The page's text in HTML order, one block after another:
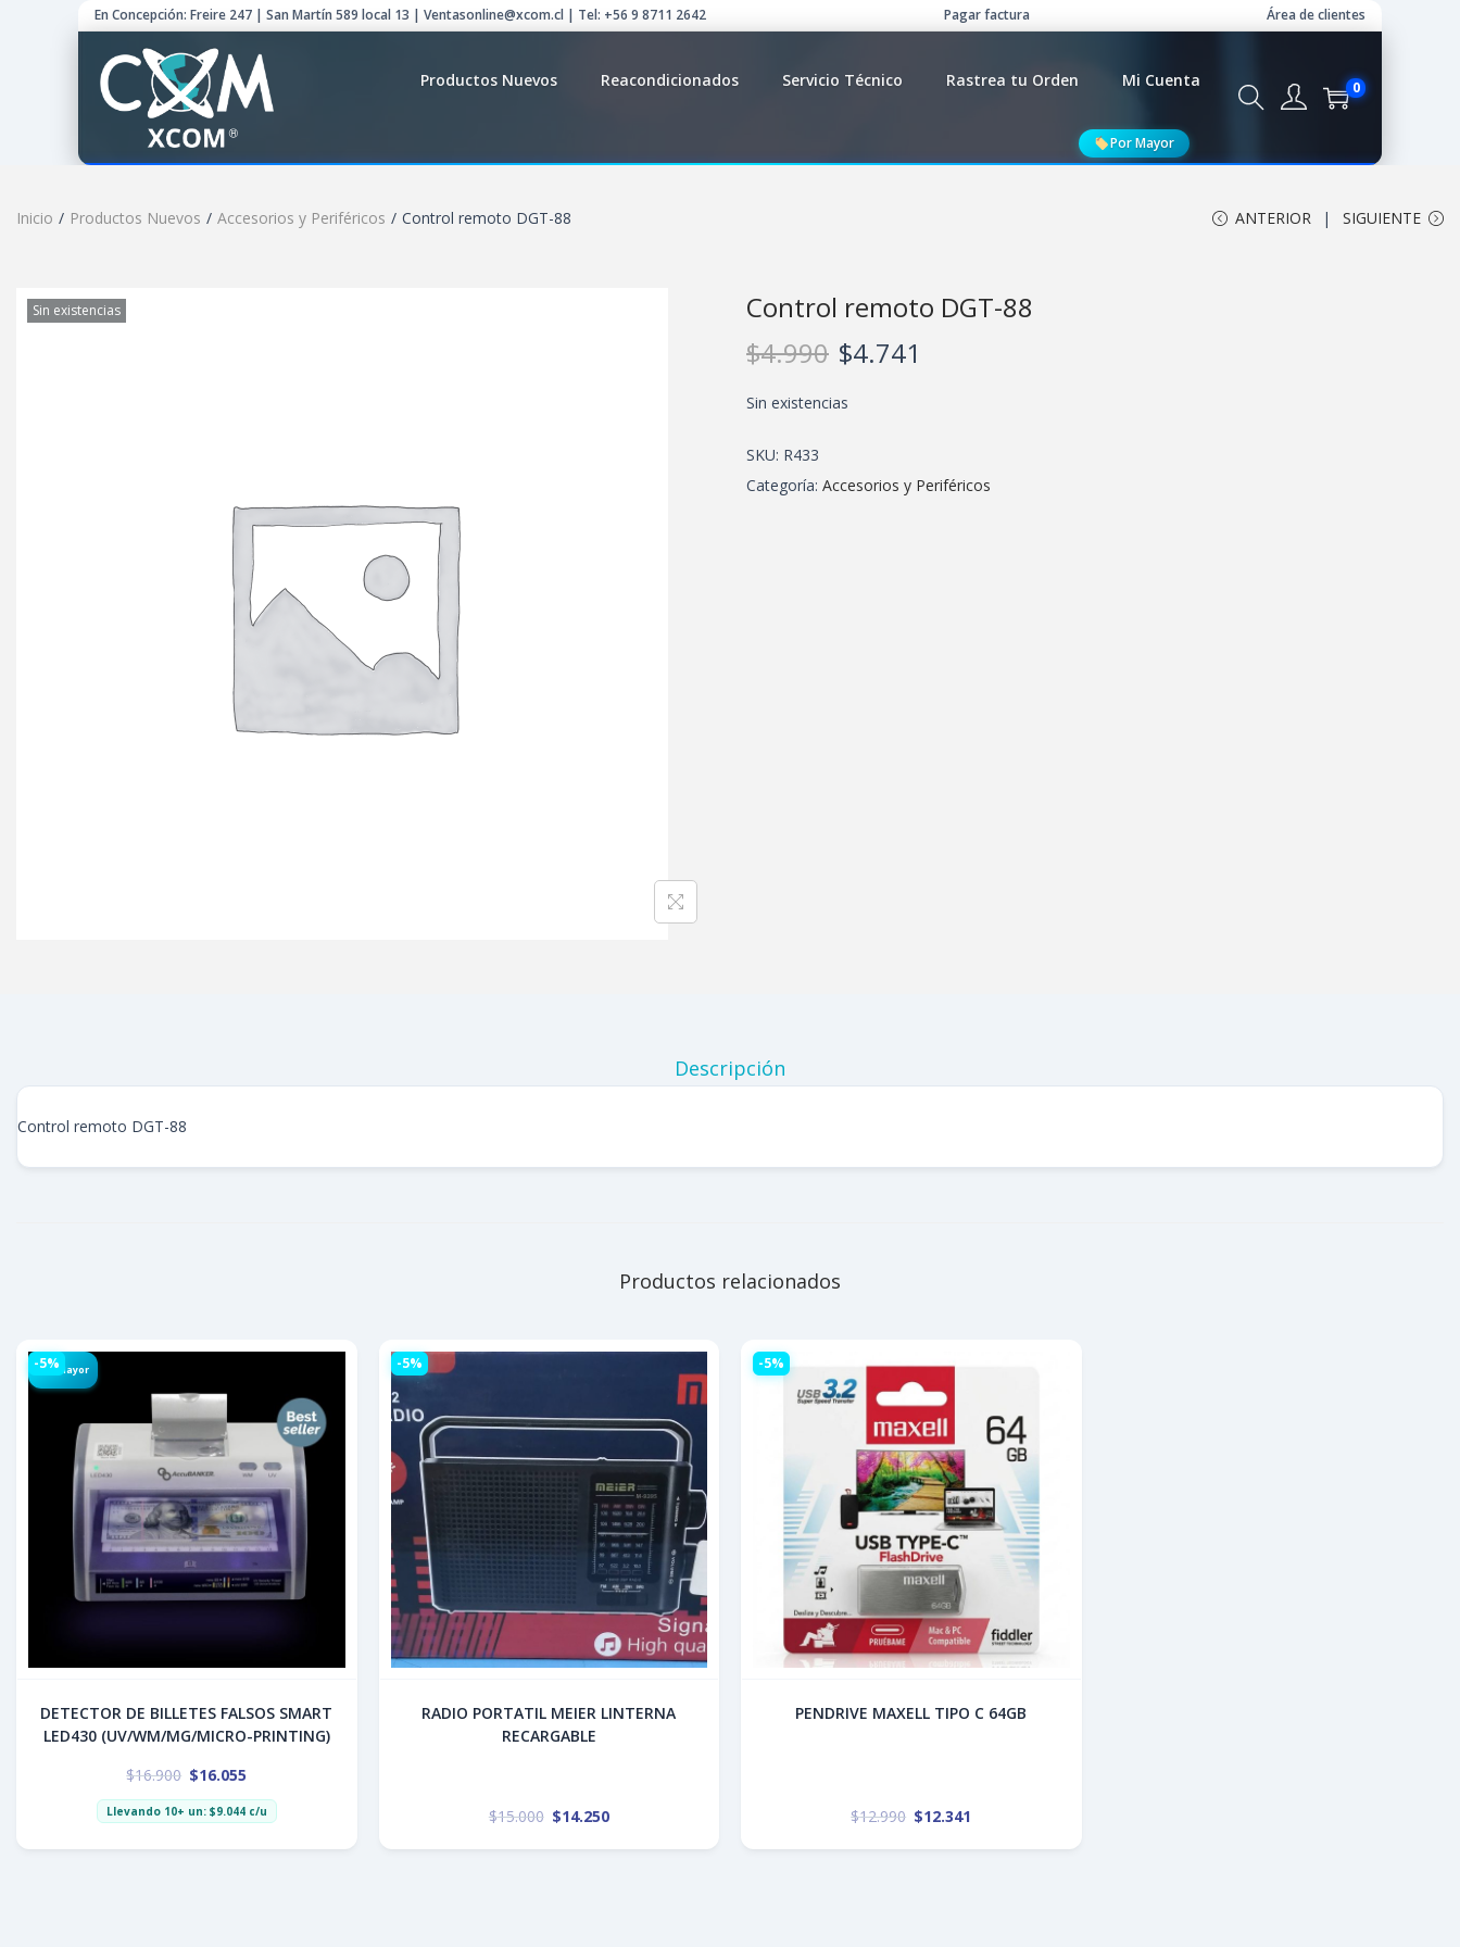
En Concepción: Freire 247 | San Martín 589 local 13 | Ventasonline@xcom.cl | Tel: +56 9 8711 2642 Pagar factura Área de clientes
Productos Nuevos Reacondicionados Servicio Técnico Rastrea tu Orden Mi Cuenta
Por Mayor
0
Inicio / Productos Nuevos / Accesorios y Periféricos / Control remoto DGT-88 ANTERIOR SIGUIENTE
Sin existencias
Control remoto DGT-88
$4.990 $4.741
Sin existencias
SKU: R433
Categoría: Accesorios y Periféricos
Descripción
Control remoto DGT-88
Productos relacionados
Por Mayor
-5%
DETECTOR DE BILLETES FALSOS SMART
LED430 (UV/WM/MG/MICRO-PRINTING)
$16.900 $16.055
Llevando 10+ un: $9.044c/u
-5%
RADIO PORTATIL MEIER LINTERNA
RECARGABLE
$15.000 $14.250
-5%
PENDRIVE MAXELL TIPO C 64GB
$12.990 $12.341